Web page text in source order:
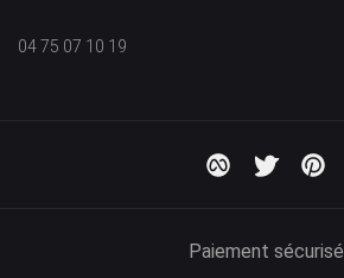
04 75 07 10 19
Paiement sécurisé